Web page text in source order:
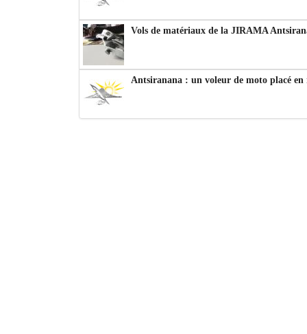
Vols de matériaux de la JIRAMA
Antsiranana : un voleur de moto placé en